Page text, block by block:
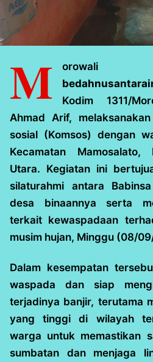
M
Kodim 1311/
Ahmad Arif,
sosial (Komsos) dengan
Kecamatan Mamosalato,
Utara. Kegiatan ini
silaturahmi antara
desa binaannya serta
terkait kewaspadaan
musim hujan, Minggu (08/
Dalam kesempatan
waspada dan siap
terjadinya banjir, terutama
yang tinggi di wilayah
warga untuk memastikan
sumbatan dan menjaga